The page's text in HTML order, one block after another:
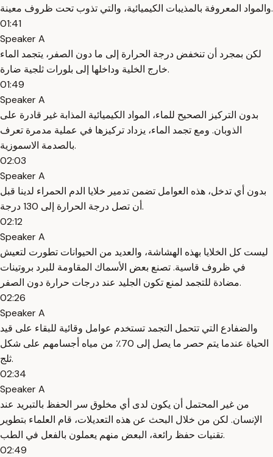
والمواد المعروفة بالمذيبات الكيميائية، والتي تذوب تحت ظروف معينة.
01:41
Speaker A
لكن بمجرد أن تنخفض درجة الحرارة إلى ما دون الصفر، يتجمد الماء
خارج الخلية وداخلها إلى بلورات ثلجية ضارة.
01:49
Speaker A
بدون التركيز الصحيح للماء، المواد الكيميائية المذابة غير قادرة على
الذوبان. ومع تجمد الماء، يزداد تركيزها في عملية مدمرة تعرف
بالصدمة الاسموزية.
02:03
Speaker A
بدون أي تدخل، هذه العوامل تضمن تدمير خلايا الدم الحمراء لدينا قبل
أن تصل درجة الحرارة إلى 130 درجة.
02:12
Speaker A
ليست كل الخلايا بهذه الهشاشة، والعديد من الحيوانات تطورت لتعيش
في ظروف قاسية. تصنع بعض الأسماك المقاومة للبرد بروتينات
مضادة للتجمد لمنع تكون الجليد عند درجات حرارة دون الصفر.
02:26
Speaker A
والضفادع التي تتحمل التجمد تستخدم عوامل وقائية للبقاء على قيد
الحياة عندما يتم حصر ما يصل إلى 70٪ من مياه أجسامهم على شكل
ثلج.
02:34
Speaker A
من غير المحتمل أن يكون لدى أي مخلوق سر الحفظ بالتبريد عند
الإنسان. لكن من خلال البحث عن هذه التعديلات، قام العلماء بتطوير
تقنيات حفظ رائعة، البعض منهم يعملون بالفعل في الطب.
02:49